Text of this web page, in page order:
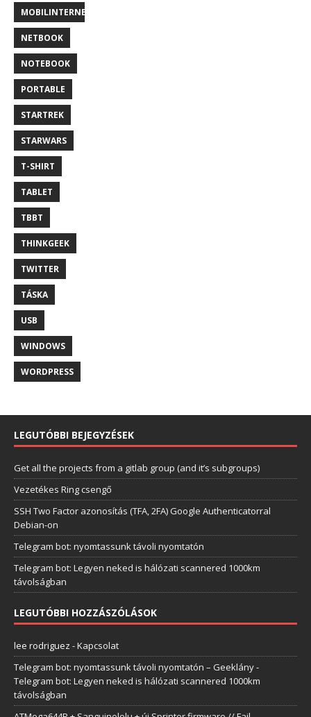
MOBILINTERNET
NETBOOK
NOTEBOOK
PORTABLE
STARTREK
STARWARS
T-SHIRT
TABLET
TBBT
THINKGEEK
TWITTER
TÁSKA
USB
WINDOWS
WORDPRESS
LEGUTÓBBI BEJEGYZÉSEK
Get all the projects from a gitlab group (and it’s subgroups)
Vezetékes Ring csengő
SSH Two Factor azonosítás (TFA, 2FA) Google Authenticatorral
Debian-on
Telegram bot: nyomtassunk távoli nyomtatón
Telegram bot: Legyen neked is hálózati scannered 1000km
távolságban
LEGUTÓBBI HOZZÁSZÓLÁSOK
lee rodriguez -Kapcsolat
Telegram bot: nyomtassunk távoli nyomtatón – Geeklány-
Telegram bot: Legyen neked is hálózati scannered 1000km
távolságban